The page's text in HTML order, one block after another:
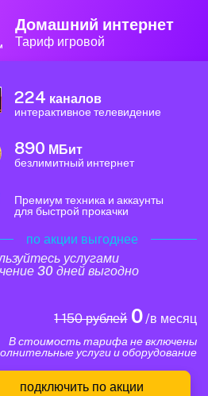
Домашний интернет
Тариф игровой
224 каналов
интерактивное телевидение
890 МБит
безлимитный интернет
Премиум техника и аккаунты
для быстрой прокачки
по акции выгоднее
услугами
30 дней выгодно
1 150 рублей0/в месяц
В стоимость тарифа не включены
услуги и оборудование
подключить по акции